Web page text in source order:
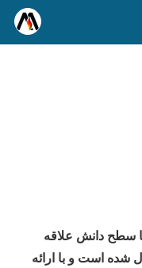
سطح دانش علاقه
شده است و با ارائه